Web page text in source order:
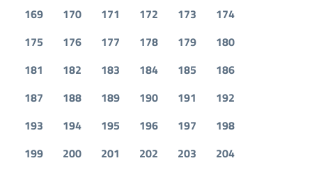
169
170 171 172 173
174
175
176 177 178 179
180
181
182 183 184 185
186
187
188 189 190 191
192
193
194 195 196 197
198
199
200 201 202 203
204